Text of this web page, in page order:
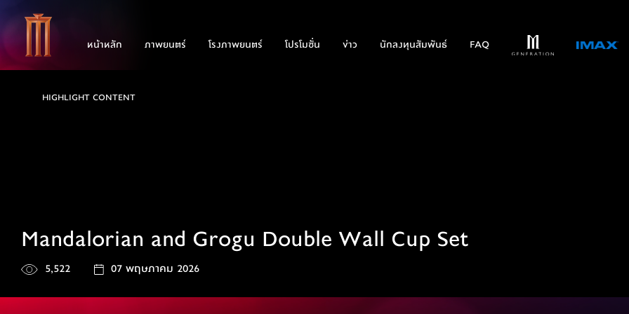
หน้าหลัก ภาพยนตร์ โรงภาพยนตร์ โปรโมชั่น ข่าว นักลงทุนสัมพันธ์ FAQ
HIGHLIGHT CONTENT
Mandalorian and Grogu Double Wall Cup Set
5,522 07 พฤษภาคม 2026